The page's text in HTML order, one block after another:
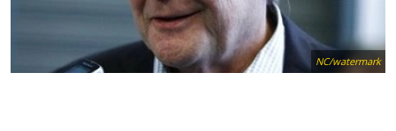
NC/watermark